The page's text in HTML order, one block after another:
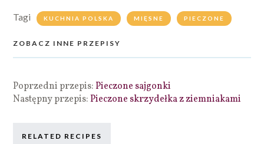
Tagi KUCHNIA POLSKA MIĘSNE PIECZONE
ZOBACZ INNE PRZEPISY
Poprzedni przepis:Pieczone sajgonki
Następny przepis:Pieczone skrzydełka z ziemniakami
RELATED RECIPES